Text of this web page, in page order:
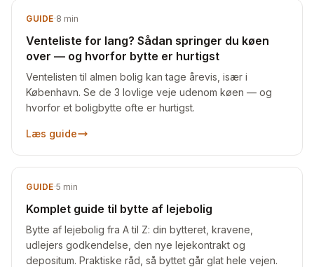
GUIDE·8 min
Venteliste for lang? Sådan springer du køen
over — og hvorfor bytte er hurtigst
Ventelisten til almen bolig kan tage årevis, især i
København. Se de 3 lovlige veje udenom køen — og
hvorfor et boligbytte ofte er hurtigst.
Læs guide
GUIDE·5 min
Komplet guide til bytte af lejebolig
Bytte af lejebolig fra A til Z: din bytteret, kravene,
udlejers godkendelse, den nye lejekontrakt og
depositum. Praktiske råd, så byttet går glat hele vejen.